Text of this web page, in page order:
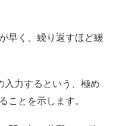
早く、繰り返すほど緩
力するという、極め
ことを示します。